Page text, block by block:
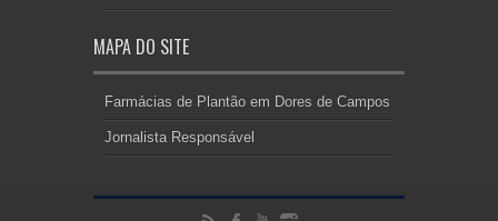
MAPA DO SITE
Farmácias de Plantão em Dores de Campos
Jornalista Responsável